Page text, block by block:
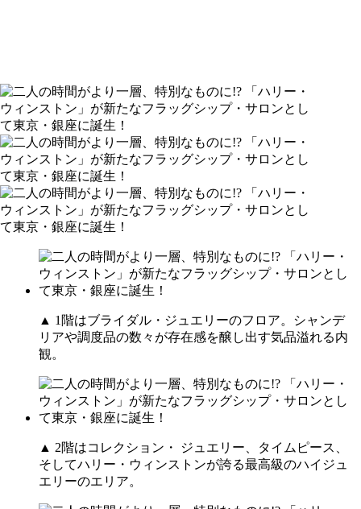
▲ 1階はブライダル・ジュエリーのフロア。シャンデ
リアや調度品の数々が存在感を醸し出す気品溢れる内
観。
▲ 2階はコレクション・ ジュエリー、タイムピース、
そしてハリー・ウィンストンが誇る最高級のハイジュ
エリーのエリア。